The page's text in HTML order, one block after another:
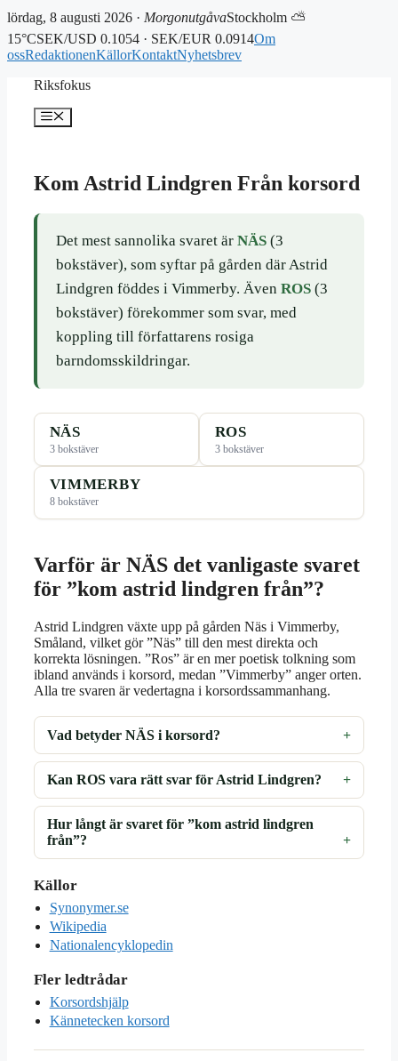
lördag, 8 augusti 2026 · MorgonutgåvaStockholm ⛅
15°CSEK/USD 0.1054 · SEK/EUR 0.0914Om
ossRedaktionenKällorKontaktNyhetsbrev
Riksfokus
Meny
Kom Astrid Lindgren Från korsord
Det mest sannolika svaret är NÄS(3
bokstäver), som syftar på gården där Astrid
Lindgren föddes i Vimmerby. Även ROS(3
bokstäver) förekommer som svar, med
koppling till författarens rosiga
barndomsskildringar.
NÄS
3 bokstäver
ROS
3 bokstäver
VIMMERBY
8 bokstäver
Varför är NÄS det vanligaste svaret
för ”kom astrid lindgren från”?
Astrid Lindgren växte upp på gården Näs i Vimmerby,
Småland, vilket gör ”Näs” till den mest direkta och
korrekta lösningen. ”Ros” är en mer poetisk tolkning som
ibland används i korsord, medan ”Vimmerby” anger orten.
Alla tre svaren är vedertagna i korsordssammanhang.
Vad betyder NÄS i korsord?
Kan ROS vara rätt svar för Astrid Lindgren?
Hur långt är svaret för ”kom astrid lindgren
från”?
Källor
Synonymer.se
Wikipedia
Nationalencyklopedin
Fler ledtrådar
Korsordshjälp
Kännetecken korsord